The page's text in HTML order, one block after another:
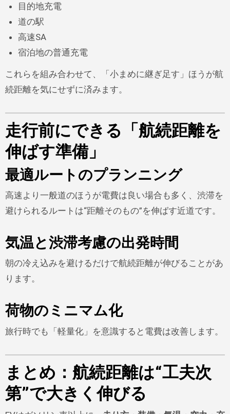
目的地充電
道の駅
高速SA
宿泊地の普通充電
これらを組み合わせて、「小まめに継ぎ足す」ほうが航
続距離を気にせずに済みます。
走行前にできる「航続距離を
伸ばす準備」
最適ルートのプランニング
高速より一般道のほうが電費は良い場合も多く、渋滞を
避けられるルートは“距離そのもの”を伸ばす近道です。
気温と渋滞考慮の出発時間
朝の冷え込みを避けるだけで航続距離が伸びることがあ
ります。
荷物のミニマム化
旅行時でも「軽量化」を意識すると電費は改善します。
まとめ：航続距離は“工夫次
第”で大きく伸びる